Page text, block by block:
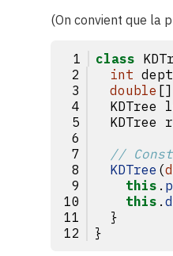
(On convient que la
class
int
double
KDTree
KDTree
//
KDTree (
this .
this .
  }
}